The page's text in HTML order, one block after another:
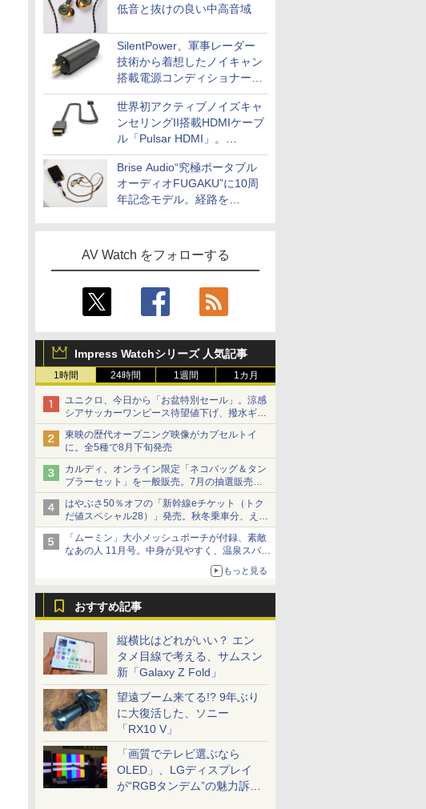
低音と抜けの良い中高音域
SilentPower、軍事レーダー
技術から着想したノイキャン
搭載電源コンディショナー
「AC iPurifier2」
世界初アクティブノイズキャ
ンセリングII搭載HDMIケーブ
ル「Pulsar HDMI」。
SilentPowerから
Brise Audio“究極ポータブル
オーディオFUGAKU”に10周
年記念モデル。経路を
AV Watch をフォローする
Impress Watchシリーズ 人気記事
1時間 24時間 1週間 1カ月
ユニクロ、今日から「お盆特別セール」。涼感
シアサッカーワンピース待望値下げ、撥水ギア
ショーツは1990円に
東映の歴代オープニング映像がカプセルトイ
に。全5種で8月下旬発売
カルディ、オンライン限定「ネコバッグ＆タン
ブラーセット」を一般販売。7月の抽選販売の
当選無効分
はやぶさ50％オフの「新幹線eチケット（トク
だ値スペシャル28）」発売。秋冬乗車分、えき
ねっと限定
「ムーミン」大小メッシュポーチが付録、素敵
なあの人 11月号。中身が見やすく、温泉スパに
もっと見る
おすすめ記事
縦横比はどれがいい？ エン
タメ目線で考える、サムスン
新「Galaxy Z Fold」
望遠ブーム来てる!? 9年ぶり
に大復活した、ソニー
「RX10 V」
「画質でテレビ選ぶなら
OLED」、LGディスプレイ
が“RGBタンデム”の魅力訴